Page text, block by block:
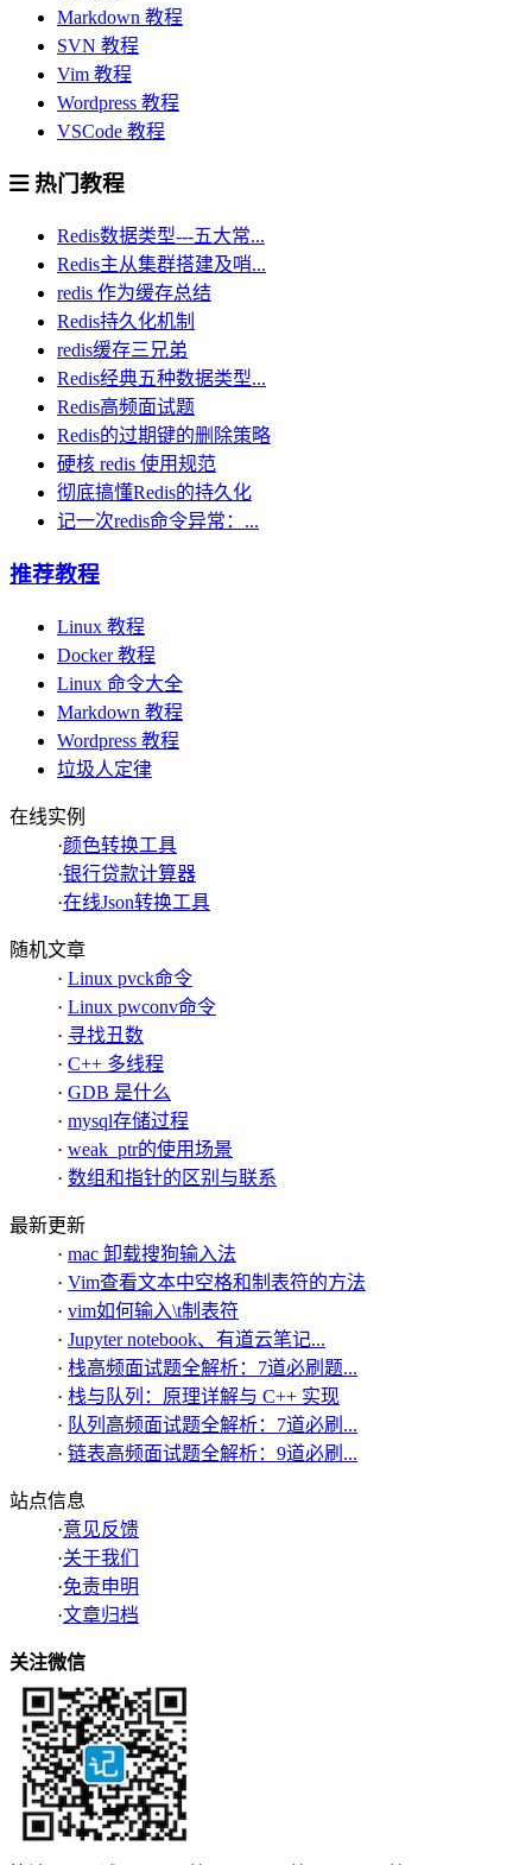
Markdown 教程
SVN 教程
Vim 教程
Wordpress 教程
VSCode 教程
热门教程
Redis数据类型---五大常...
Redis主从集群搭建及哨...
redis 作为缓存总结
Redis持久化机制
redis缓存三兄弟
Redis经典五种数据类型...
Redis高频面试题
Redis的过期键的删除策略
硬核 redis 使用规范
彻底搞懂Redis的持久化
记一次redis命令异常：...
推荐教程
Linux 教程
Docker 教程
Linux 命令大全
Markdown 教程
Wordpress 教程
垃圾人定律
在线实例
·颜色转换工具
·银行贷款计算器
·在线Json转换工具
随机文章
· Linux pvck命令
· Linux pwconv命令
· 寻找丑数
· C++ 多线程
· GDB 是什么
· mysql存储过程
· weak_ptr的使用场景
· 数组和指针的区别与联系
最新更新
· mac 卸载搜狗输入法
· Vim查看文本中空格和制表符的方法
· vim如何输入\t制表符
· Jupyter notebook、有道云笔记...
· 栈高频面试题全解析：7道必刷题...
· 栈与队列：原理详解与 C++ 实现
· 队列高频面试题全解析：7道必刷...
· 链表高频面试题全解析：9道必刷...
站点信息
·意见反馈
·关于我们
·免责申明
·文章归档
关注微信